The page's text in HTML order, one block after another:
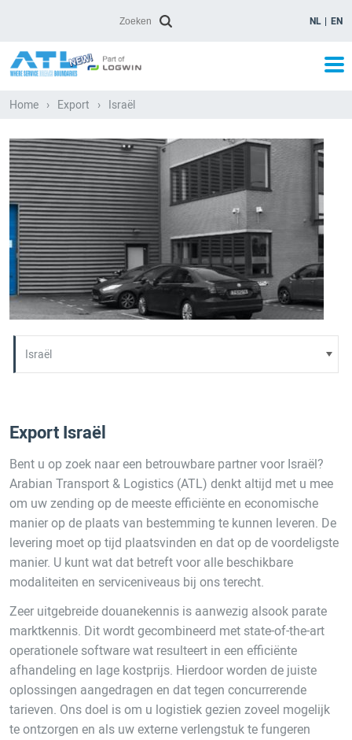
NL EN
Home › Export › Israël
Export Israël
Bent u op zoek naar een betrouwbare partner voor Israël?
Arabian Transport & Logistics (ATL) denkt altijd met u mee
om uw zending op de meeste efficiënte en economische
manier op de plaats van bestemming te kunnen leveren. De
levering moet op tijd plaatsvinden en dat op de voordeligste
manier. U kunt wat dat betreft voor alle beschikbare
modaliteiten en serviceniveaus bij ons terecht.
Zeer uitgebreide douanekennis is aanwezig alsook parate
marktkennis. Dit wordt gecombineerd met state-of-the-art
operationele software wat resulteert in een efficiënte
afhandeling en lage kostprijs. Hierdoor worden de juiste
oplossingen aangedragen en dat tegen concurrerende
tarieven. Ons doel is om u logistiek gezien zoveel mogelijk
te ontzorgen en als uw externe verlengstuk te fungeren